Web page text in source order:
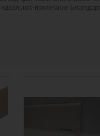
прилегание